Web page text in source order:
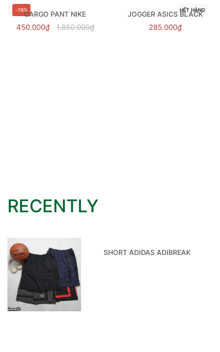
-76%CARGO PANT NIKE
450.000₫ 1.850.000₫
HẾT HÀNG
JOGGER ASICS BLACK
285.000₫
RECENTLY
SHORT ADIDAS ADIBREAK